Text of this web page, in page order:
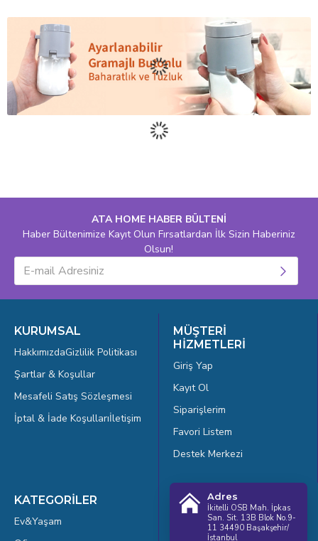
ATA HOME HABER BÜLTENİ
Haber Bültenimize Kayıt Olun Fırsatlardan İlk Sizin Haberiniz
Olsun!
KURUMSAL
HakkımızdaGizlilik Politikası
Şartlar & Koşullar
Mesafeli Satış Sözleşmesi
İptal & İade Koşullarıİletişim
MÜŞTERİ
HİZMETLERİ
Giriş Yap
Kayıt Ol
Siparişlerim
Favori Listem
Destek Merkezi
KATEGORİLER
Ev&Yaşam
Adres
İkitelli OSB Mah. İpkas
San. Sit. 13B Blok No.9-
11 34490 Başakşehir/
İstanbul